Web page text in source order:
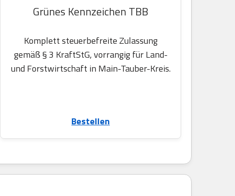
Grünes Kennzeichen TBB
Komplett steuerbefreite Zulassung
gemäß § 3 KraftStG, vorrangig für Land-
und Forstwirtschaft in Main-Tauber-Kreis.
Bestellen